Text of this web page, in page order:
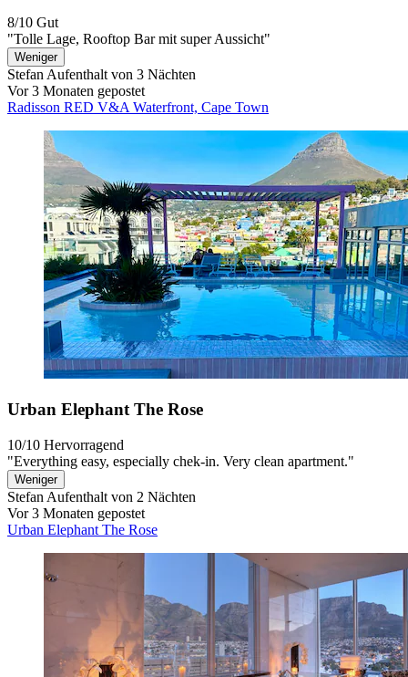
8/10 Gut
"Tolle Lage, Rooftop Bar mit super Aussicht"
Weniger
StefanAufenthalt von 3 Nächten
Vor 3 Monaten gepostet
Radisson RED V&A Waterfront, Cape Town
Urban Elephant The Rose
10/10 Hervorragend
"Everything easy, especially chek-in. Very clean apartment."
Weniger
Stefan Aufenthalt von 2 Nächten
Vor 3 Monaten gepostet
Urban Elephant The Rose